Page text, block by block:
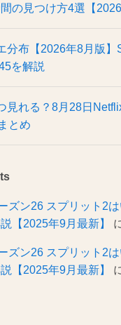
の見つけ方4選【2026
分布【2026年8月版】
を解説
見れる？8月28日
とめ
ズン26 スプリット2
【2025年9月最新】
ズン26 スプリット2
【2025年9月最新】